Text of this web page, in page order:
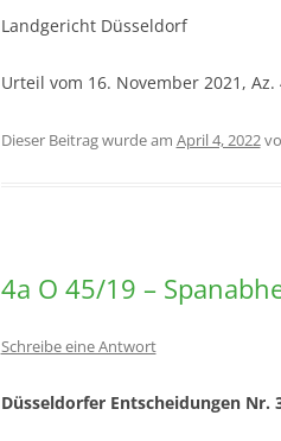
Landgericht Düsseldorf
Urteil vom 16. November 2021, Az.
Dieser Beitrag wurde am April 4, 2022
4a O 45/19 –
Schreibe eine Antwort
Düsseldorfer Entscheidungen Nr.